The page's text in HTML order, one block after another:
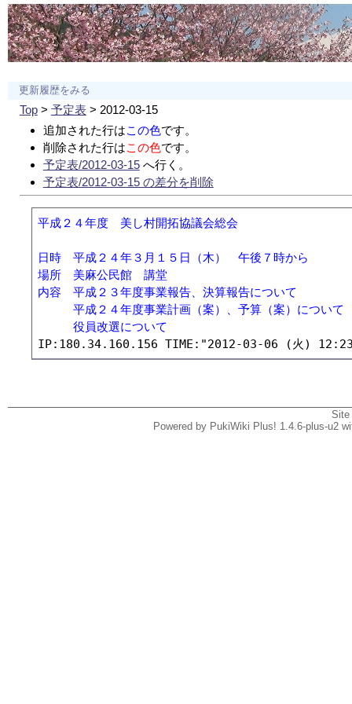
更新履歴をみる
Top> 予定表> 2012-03-15
追加された行はこの色です。
削除された行はこの色です。
予定表/2012-03-15へ行く。
予定表/2012-03-15 の差分を削除
平成２４年度　美し村開拓協議会総会
日時　平成２４年３月１５日（木）　午後７時から
場所　美麻公民館　講堂
内容　平成２３年度事業報告、決算報告について
平成２４年度事業計画（案）、予算（案）について
役員改選について
Powered by PukiWiki Plus! 1.4.6-plus-u2